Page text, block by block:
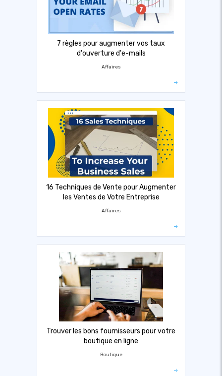
7 règles pour augmenter vos taux
d'ouverture d'e-mails
Affaires
16 Techniques de Vente pour Augmenter
les Ventes de Votre Entreprise
Affaires
Trouver les bons fournisseurs pour votre
boutique en ligne
Boutique